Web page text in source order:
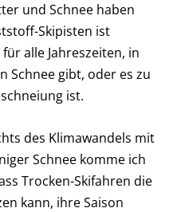
und Schnee haben
Skipisten ist
alle Jahreszeiten, in
Schnee gibt, oder es zu
ist.
des Klimawandels mit
Schnee komme ich
Trocken-Skifahren die
kann, ihre Saison